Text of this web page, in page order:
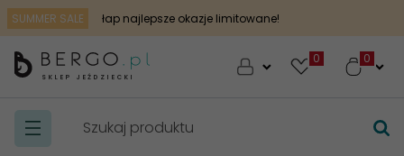
SUMMER SALE łap najlepsze okazje limitowane!
SKLEP JEŹDZIECKI
0